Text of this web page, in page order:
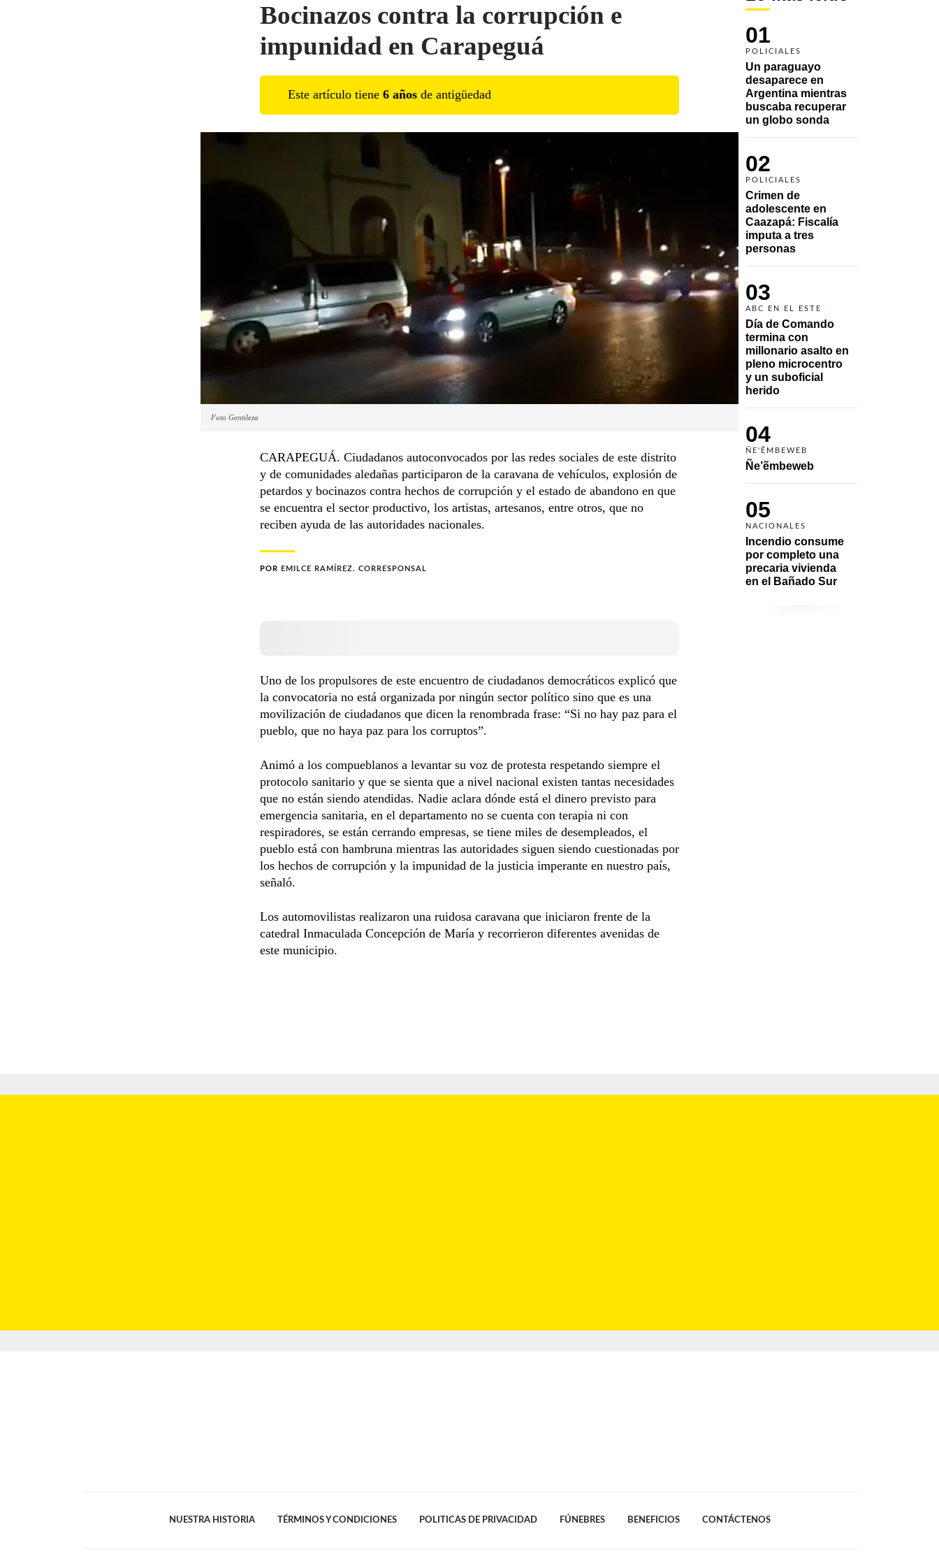
01
POLICIALES
Un paraguayo
desaparece en
Argentina mientras
buscaba recuperar
un globo sonda
02
POLICIALES
Crimen de
adolescente en
Caazapá: Fiscalía
imputa a tres
personas
03
ABC EN EL ESTE
Día de Comando
termina con
millonario asalto en
pleno microcentro
y un suboficial
herido
04
ÑE'ẼMBEWEB
Ñe’ẽmbeweb
05
NACIONALES
Incendio consume
por completo una
precaria vivienda
en el Bañado Sur
Bocinazos contra la corrupción e
impunidad en Carapeguá
Este artículo tiene 6 años de antigüedad
Foto Gentileza
CARAPEGUÁ. Ciudadanos autoconvocados por las redes sociales de este distrito
y de comunidades aledañas participaron de la caravana de vehículos, explosión de
petardos y bocinazos contra hechos de corrupción y el estado de abandono en que
se encuentra el sector productivo, los artistas, artesanos, entre otros, que no
reciben ayuda de las autoridades nacionales.
POR EMILCE RAMÍREZ. CORRESPONSAL
Uno de los propulsores de este encuentro de ciudadanos democráticos explicó que
la convocatoria no está organizada por ningún sector político sino que es una
movilización de ciudadanos que dicen la renombrada frase: “Si no hay paz para el
pueblo, que no haya paz para los corruptos”.
Animó a los compueblanos a levantar su voz de protesta respetando siempre el
protocolo sanitario y que se sienta que a nivel nacional existen tantas necesidades
que no están siendo atendidas. Nadie aclara dónde está el dinero previsto para
emergencia sanitaria, en el departamento no se cuenta con terapia ni con
respiradores, se están cerrando empresas, se tiene miles de desempleados, el
pueblo está con hambruna mientras las autoridades siguen siendo cuestionadas por
los hechos de corrupción y la impunidad de la justicia imperante en nuestro país,
señaló.
Los automovilistas realizaron una ruidosa caravana que iniciaron frente de la
catedral Inmaculada Concepción de María y recorrieron diferentes avenidas de
este municipio.
NUESTRA HISTORIA TÉRMINOS Y CONDICIONES POLITICAS DE PRIVACIDAD FÚNEBRES BENEFICIOS CONTÁCTENOS